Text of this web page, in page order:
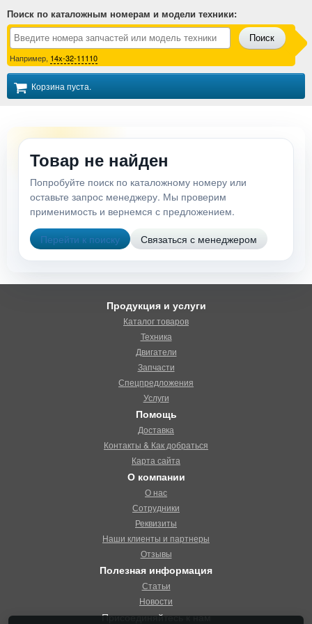
Поиск по каталожным номерам и модели техники:
Поиск
Например, 14x-32-11110
Корзина пуста.
Товар не найден
Попробуйте поиск по каталожному номеру или
оставьте запрос менеджеру. Мы проверим
применимость и вернемся с предложением.
Перейти к поиску
Связаться с менеджером
Продукция и услуги
Каталог товаров
Техника
Двигатели
Запчасти
Спецпредложения
Услуги
Помощь
Доставка
Контакты & Как добраться
Карта сайта
О компании
О нас
Сотрудники
Реквизиты
Наши клиенты и партнеры
Отзывы
Полезная информация
Статьи
Новости
Присоединяйтесь к нам